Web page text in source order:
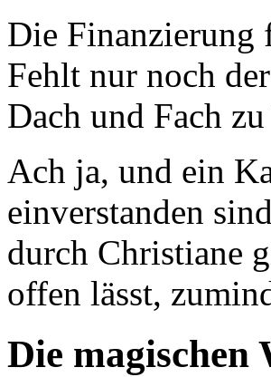
Die Finanzierung
Fehlt nur noch
Dach und Fach
Ach ja, und ein
einverstanden
durch Christiane
offen lässt,
Die magischen